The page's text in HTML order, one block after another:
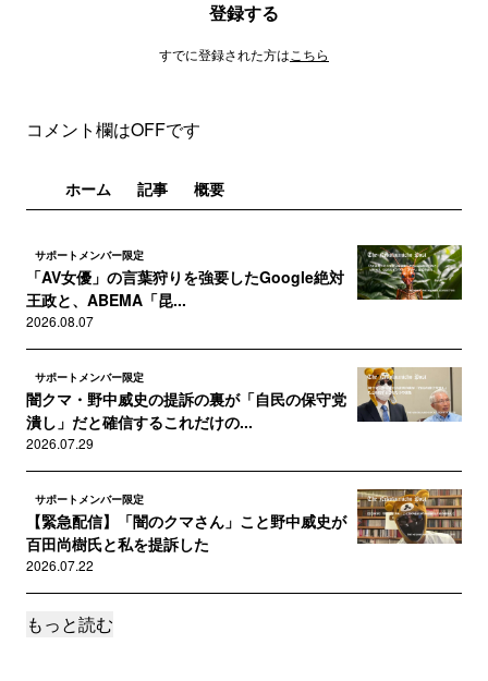
登録する
すでに登録された方は こちら
コメント欄はOFFです
ホーム 記事 概要
サポートメンバー限定
「AV女優」の言葉狩りを強要したGoogle絶対
王政と、ABEMA「昆...
2026.08.07
サポートメンバー限定
闇クマ・野中威史の提訴の裏が「自民の保守党
潰し」だと確信するこれだけの...
2026.07.29
サポートメンバー限定
【緊急配信】「闇のクマさん」こと野中威史が
百田尚樹氏と私を提訴した
2026.07.22
サポートメンバー限定
もっと読む